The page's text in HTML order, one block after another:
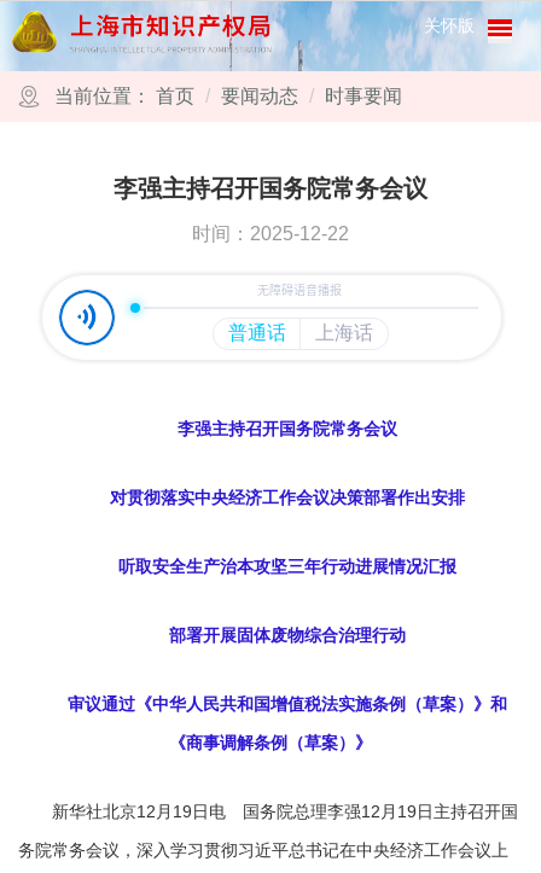
跳转到网站导航区 跳转到主要内容区域 关怀版
当前位置： 首页 要闻动态 时事要闻
李强主持召开国务院常务会议
时间：2025-12-22
李强主持召开国务院常务会议
对贯彻落实中央经济工作会议决策部署作出安排
听取安全生产治本攻坚三年行动进展情况汇报
部署开展固体废物综合治理行动
审议通过《中华人民共和国增值税法实施条例（草案）》和
《商事调解条例（草案）》
新华社北京12月19日电 国务院总理李强12月19日主持召开国
务院常务会议，深入学习贯彻习近平总书记在中央经济工作会议上